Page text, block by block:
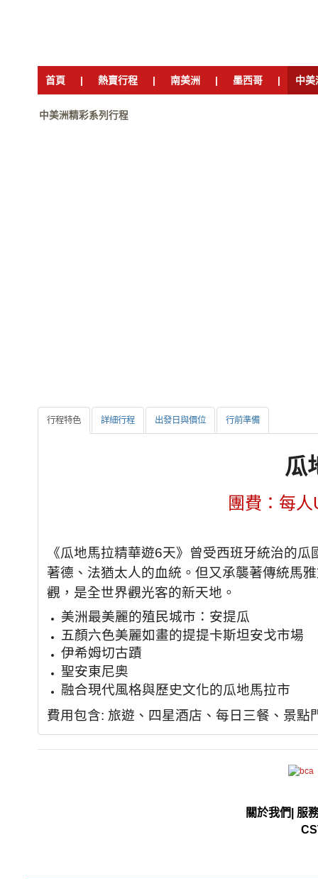
首頁 | 熱賣行程 | 南美洲 | 墨西哥 | 中美
中美洲精彩系列行程
行程特色 詳細行程 出發日與價位 行前準備
瓜
團費：每
《瓜地馬拉精華遊6天》曾受西班牙統治的
著德、法猶太人的血統。但又承襲著傳統馬
觀，是全世界觀光客的新天地。
美洲最美麗的殖民城市：安提瓜
五顏六色美麗如畫的提提卡斯坦安戈市場
伊希姆切古蹟
聖安東尼奧
融合現代風格與歷史文化的瓜地馬拉市
費用包含: 旅遊、四星酒店、每日三餐、景點
關於我們
服